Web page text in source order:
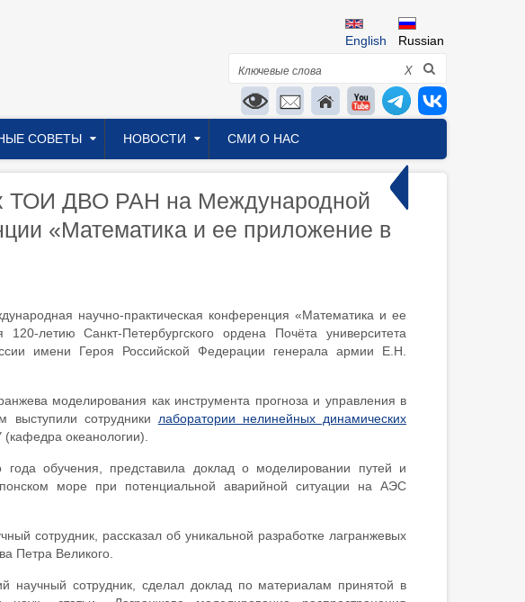
Russian
English
Поиск X
СОВЕТЫ НОВОСТИ СМИ О НАС
ТОИ ДВО РАН на Международной
«Математика и ее приложение в
научно-практическая конференция «Математика и ее
летию Санкт-Петербургского ордена Почёта университета
имени Героя Российской Федерации генерала армии Е.Н.
моделирования как инструмента прогноза и управления в
сотрудники лаборатории нелинейных динамических
океанологии).
обучения, представила доклад о моделировании путей и
море при потенциальной аварийной ситуации на АЭС
сотрудник, рассказал об уникальной разработке лагранжевых
Петра Великого.
сотрудник, сделал доклад по материалам принятой в